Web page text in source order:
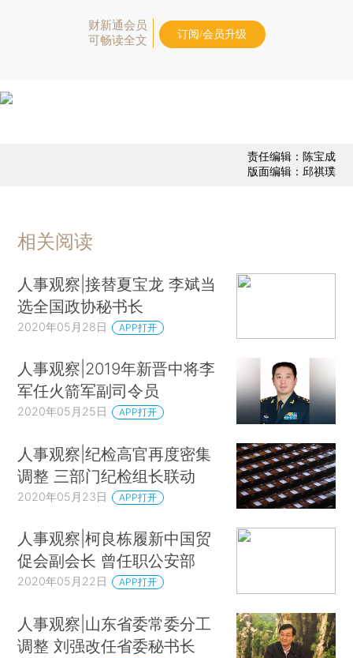
财新通会员
可畅读全文
订阅/会员升级
责任编辑：陈宝成
版面编辑：邱祺璞
相关阅读
人事观察|接替夏宝龙 李斌当
选全国政协秘书长
2020年05月28日 APP打开
人事观察|2019年新晋中将李
军任火箭军副司令员
2020年05月25日 APP打开
人事观察|纪检高官再度密集
调整 三部门纪检组长联动
2020年05月23日 APP打开
人事观察|柯良栋履新中国贸
促会副会长 曾任职公安部
2020年05月22日 APP打开
人事观察|山东省委常委分工
调整 刘强改任省委秘书长